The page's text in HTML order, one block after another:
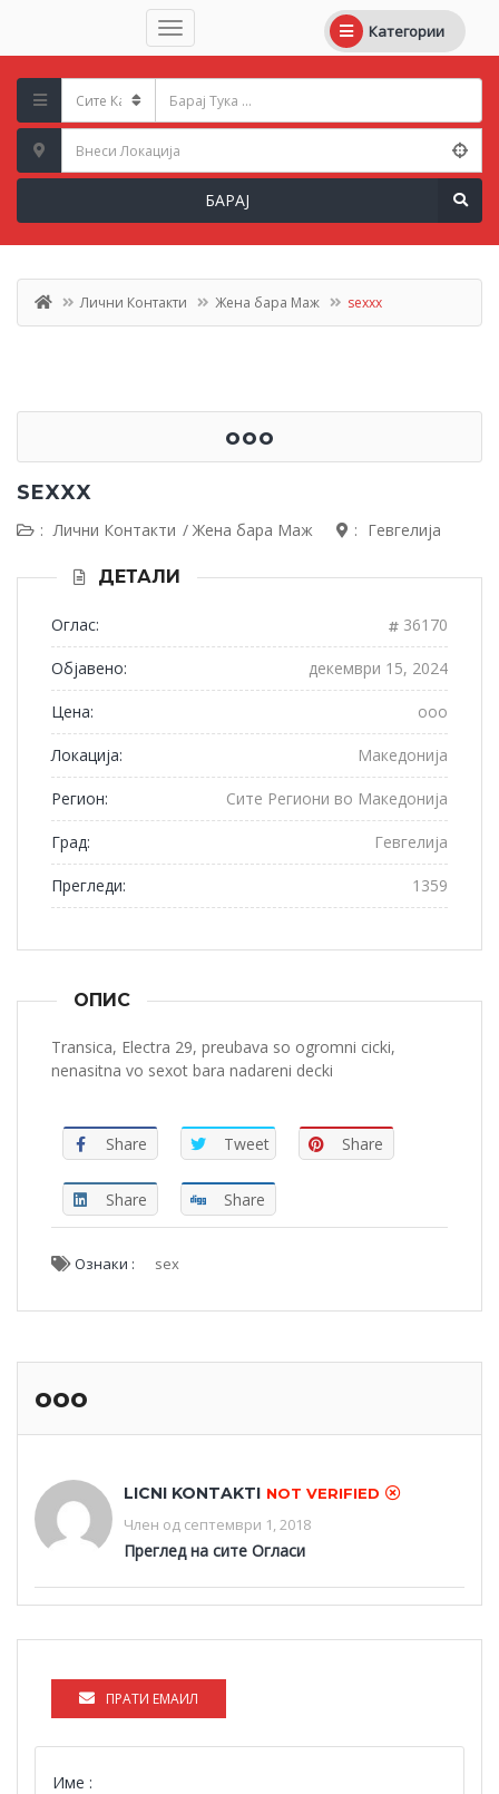
Категории
БАРАЈ
Лични Контакти Жена бара Маж sexxx
ooo
SEXXX
: Лични Контакти / Жена бара Маж : Гевгелија
ДЕТАЛИ
Оглас: 36170
Објавено: декември 15, 2024
Цена: ooo
Локација: Македонија
Регион: Сите Региони во Македонија
Град: Гевгелија
Прегледи: 1359
ОПИС
Transica, Electra 29, preubava so ogromni cicki,
nenasitna vo sexot bara nadareni decki
Share Tweet Share
Share Share
Ознаки : sex
ooo
LICNI KONTAKTI NOT VERIFIED
Член од септември 1, 2018
Преглед на сите Огласи
ПРАТИ ЕМАИЛ
Име :